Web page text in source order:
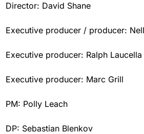
Director: David Shane
Executive producer / producer:
Executive producer: Ralph Laucella
Executive producer: Marc Grill
PM: Polly Leach
DP: Sebastian Blenkov